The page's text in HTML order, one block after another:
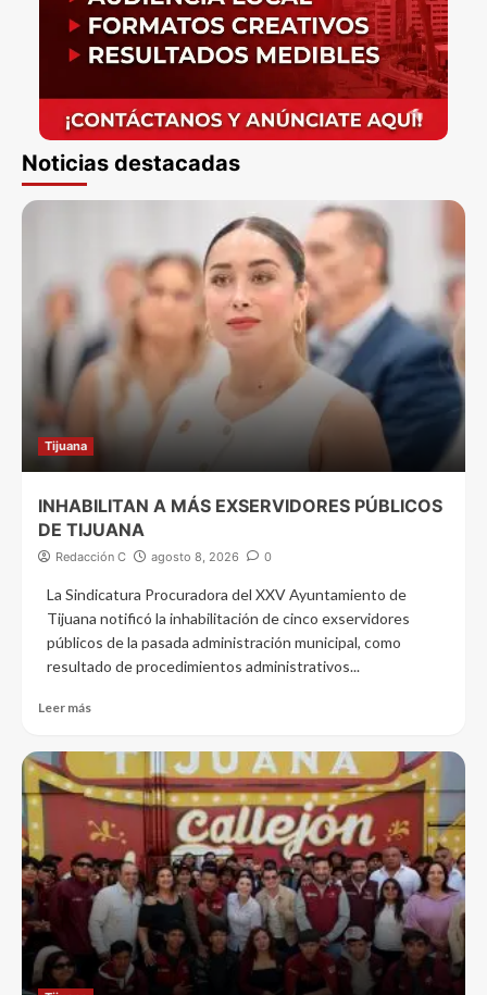
Noticias destacadas
Tijuana
INHABILITAN A MÁS EXSERVIDORES PÚBLICOS
DE TIJUANA
Redacción C agosto 8, 2026 0
La Sindicatura Procuradora del XXV Ayuntamiento de
Tijuana notificó la inhabilitación de cinco exservidores
públicos de la pasada administración municipal, como
resultado de procedimientos administrativos...
Leer más